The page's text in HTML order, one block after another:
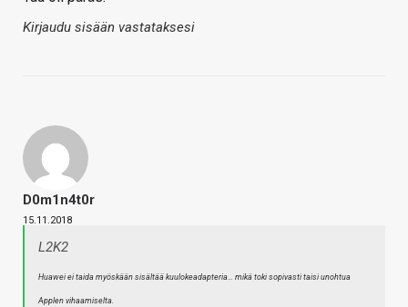
Kirjaudu sisään vastataksesi
D0m1n4t0r
15.11.2018
L2K2
Huawei ei taida myöskään sisältää kuulokeadapteria… mikä toki sopivasti taisi unohtua
Applen vihaamiselta.